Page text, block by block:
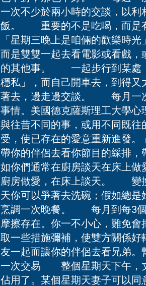
一次不少於兩小時的交談，以
飯。 重要的不是吃喝，而
「星期三晚上是咱倆的歡樂時
而是雙雙一起去看電影或看戲
的其他事。 一起步行到某處
穩私」，而自己開車去，到得
著去，邊走邊交談。 每月一
事情。美國德克薩斯理工大學心
與往昔不同的事，或用不同既
受，使已存在的愛意重新進發
帶你的伴侶去看你節目的綵排
如你們通常在廚房談天在床上
廚房做愛，在床上談天。 變
天你可以爭著去洗碗；假如總
烹調一次晚餐。 每月到每3
摩擦存在。你一不小心，難免
取一些措施彌補，使雙方關
友一起而讓你的伴侶去看兄弟
一次交易 整個星期天下午，
佔用了。某個星期天妻子可以